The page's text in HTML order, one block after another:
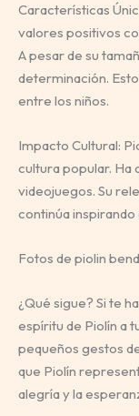
Características
valores positivos
A pesar de su
determinación.
entre los niños.
Impacto Cultural:
cultura popular. Ha
videojuegos. Su
continúa
Fotos de piolin
¿Qué sigue? Si te
espíritu de Piolín a
pequeños gestos
que Piolín
alegría y la